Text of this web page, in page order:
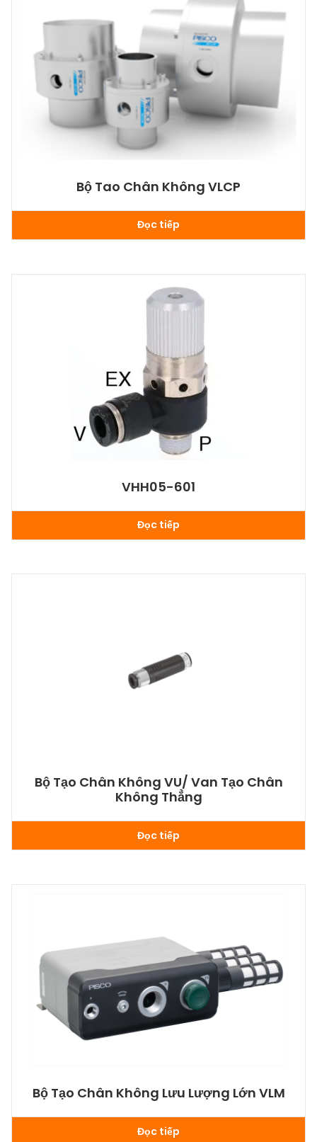
Bộ Tao Chân Không VLCP
Đọc tiếp
VHH05-601
Đọc tiếp
Bộ Tạo Chân Không VU/ Van Tạo Chân
Không Thẳng
Đọc tiếp
Bộ Tạo Chân Không Lưu Lượng Lớn VLM
Đọc tiếp